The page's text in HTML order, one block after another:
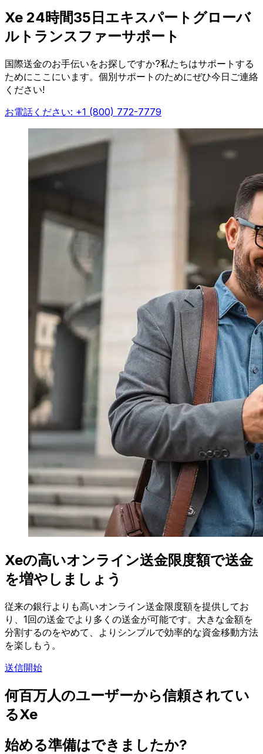
Xe 24時間35日エキスパートグローバ
ルトランスファーサポート
国際送金のお手伝いをお探しですか?私たちはサポートする
ためにここにいます。個別サポートのためにぜひ今日ご連絡
ください!
お電話ください: +1 (800) 772-7779
Xeの高いオンライン送金限度額で送金
を増やしましょう
従来の銀行よりも高いオンライン送金限度額を提供してお
り、1回の送金でより多くの送金が可能です。大きな金額を
分割するのをやめて、よりシンプルで効率的な資金移動方法
を楽しもう。
送信開始
何百万人のユーザーから信頼されてい
るXe
始める準備はできましたか?